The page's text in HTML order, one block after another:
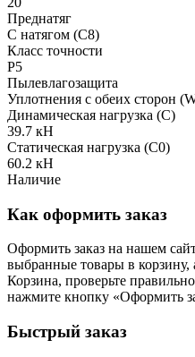
Преднатяг
С натягом (C8)
Класс точности
P5
Пылевлагозащита
Уплотнения с обеих сторон
Динамическая нагрузка (C)
39.7 кН
Статическая нагрузка (C0)
60.2 кН
Наличие
Как оформить заказ
Оформить заказ на нашем
выбранные товары в корзину,
Корзина, проверьте
нажмите кнопку «Оформить
Быстрый заказ